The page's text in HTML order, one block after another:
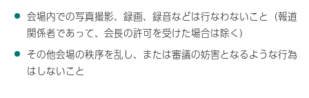
会場内での写真撮影、録画、録音などは行なわないこと（報道
関係者であって、会長の許可を受けた場合は除く）
その他会場の秩序を乱し、または審議の妨害となるような行為
はしないこと